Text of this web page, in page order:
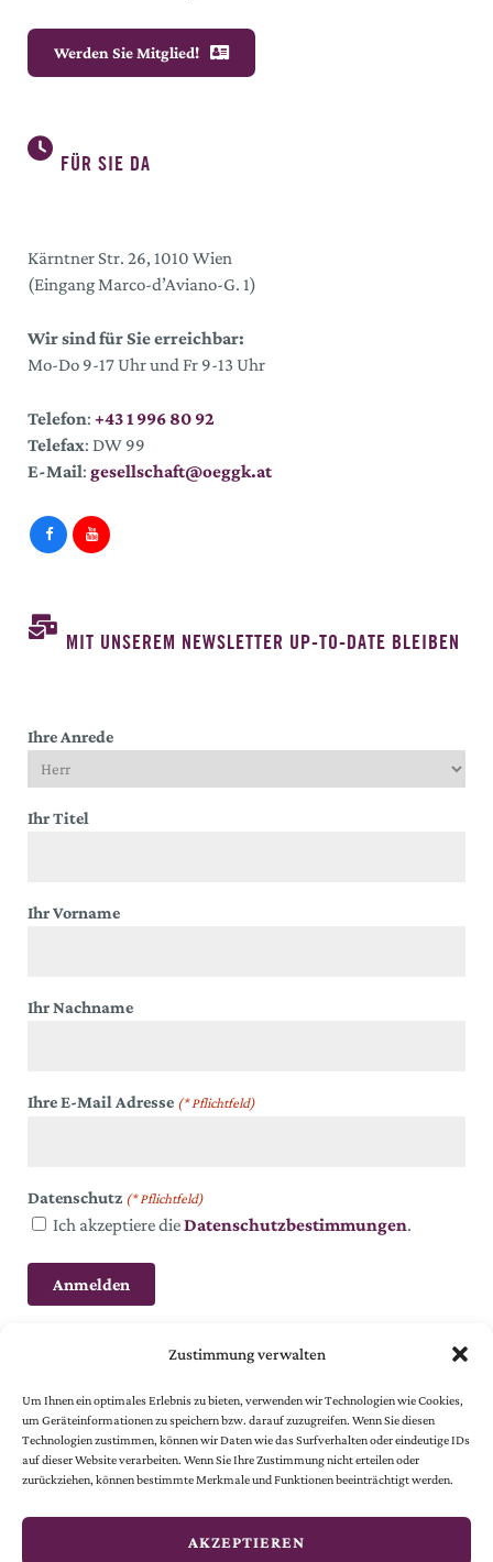
Zustimmung verwalten
Um Ihnen ein optimales Erlebnis zu bieten, verwenden wir Technologien wie Cookies,
um Geräteinformationen zu speichern bzw. darauf zuzugreifen. Wenn Sie diesen
Technologien zustimmen, können wir Daten wie das Surfverhalten oder eindeutige IDs
auf dieser Website verarbeiten. Wenn Sie Ihre Zustimmung nicht erteilen oder
zurückziehen, können bestimmte Merkmale und Funktionen beeinträchtigt werden.
AKZEPTIEREN
Werden Sie Mitglied!
FÜR SIE DA
Kärntner Str. 26, 1010 Wien
(Eingang Marco-d’Aviano-G. 1)
Wir sind für Sie erreichbar:
Mo-Do 9-17 Uhr und Fr 9-13 Uhr
Telefon: +43 1 996 80 92
Telefax: DW 99
E-Mail: gesellschaft@oeggk.at
MIT UNSEREM NEWSLETTER UP-TO-DATE BLEIBEN
Ihre Anrede
Ihr Titel
Ihr Vorname
Ihr Nachname
Ihre E-Mail Adresse (* Pflichtfeld)
Datenschutz (* Pflichtfeld)
Ich akzeptiere dieDatenschutzbestimmungen.
© 2024 Österreichische Gesellschaft vom Goldenen Kreuze.
Alle Rechte vorbehalten.